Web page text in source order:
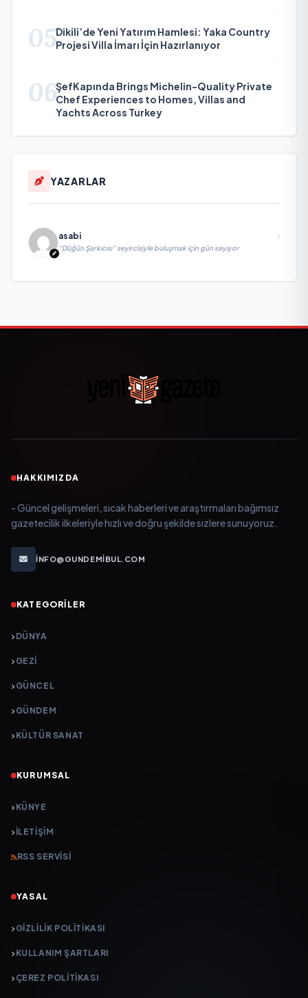
05Dikili’de Yeni Yatırım Hamlesi: Yaka Country
Projesi Villa İmarı İçin Hazırlanıyor
06ŞefKapında Brings Michelin-Quality Private
Chef Experiences to Homes, Villas and
Yachts Across Turkey
YAZARLAR
asabi
“Düğün Şarkıcısı” seyircisiyle buluşmak için gün sayıyor
HAKKIMIZDA
- Güncel gelişmeleri, sıcak haberleri ve araştırmaları bağımsız
gazetecilik ilkeleriyle hızlı ve doğru şekilde sizlere sunuyoruz.
INFO@GUNDEMIBUL.COM
KATEGORILER
DÜNYA
GEZI
GÜNCEL
GÜNDEM
KÜLTÜR SANAT
KURUMSAL
KÜNYE
İLETIŞIM
RSS SERVISI
YASAL
GIZLILIK POLITIKASI
KULLANIM ŞARTLARI
ÇEREZ POLITIKASI